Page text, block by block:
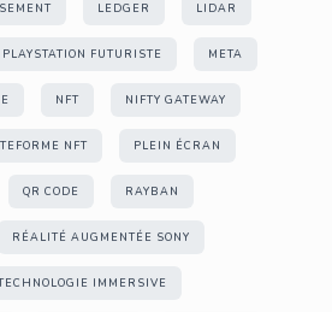
LEDGER LIDAR
FUTURISTE META
NFT NIFTY GATEWAY
NFT PLEIN ÉCRAN
QR CODE RAYBAN
RÉALITÉ AUGMENTÉE SONY
IMMERSIVE